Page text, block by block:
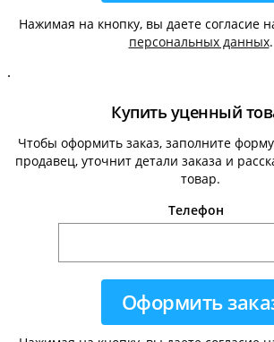
Нажимая на кнопку, вы даете согласие
персональных данных.
.
Купить уценный
Чтобы оформить заказ, заполните
продавец, уточнит детали заказа и
товар.
Телефон